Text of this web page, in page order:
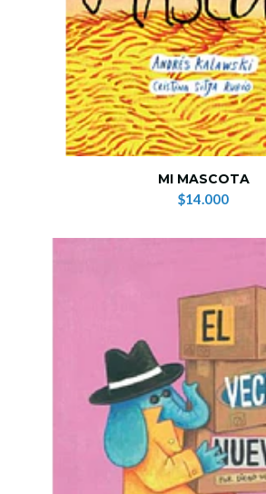
MI MASCOTA
$14.000